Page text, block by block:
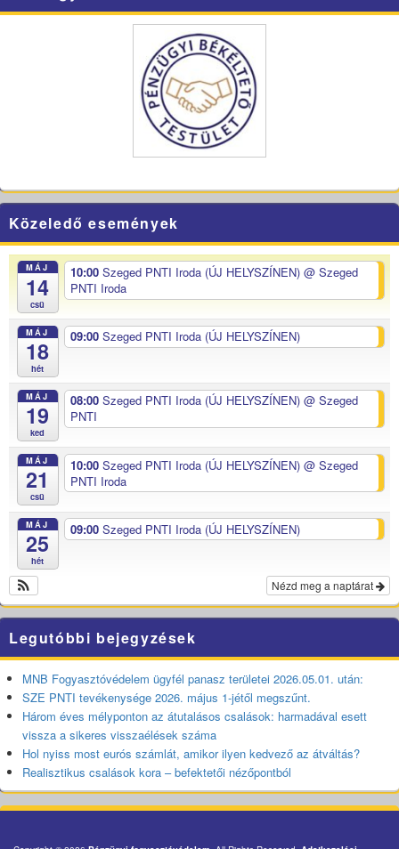
Közeledő események
MÁJ
14
csü
10:00 Szeged PNTI Iroda (ÚJ HELYSZÍNEN) @ Szeged
PNTI Iroda
MÁJ
18
hét
09:00 Szeged PNTI Iroda (ÚJ HELYSZÍNEN)
MÁJ
19
ked
08:00 Szeged PNTI Iroda (ÚJ HELYSZÍNEN) @ Szeged
PNTI
MÁJ
21
csü
10:00 Szeged PNTI Iroda (ÚJ HELYSZÍNEN) @ Szeged
PNTI Iroda
MÁJ
25
hét
09:00 Szeged PNTI Iroda (ÚJ HELYSZÍNEN)
Nézd meg a naptárat
Legutóbbi bejegyzések
MNB Fogyasztóvédelem ügyfél panasz területei 2026.05.01. után:
SZE PNTI tevékenysége 2026. május 1-jétől megszűnt.
Három éves mélyponton az átutalásos csalások: harmadával esett
vissza a sikeres visszaélések száma
Hol nyiss most eurós számlát, amikor ilyen kedvező az átváltás?
Realisztikus csalások kora – befektetői nézőpontból